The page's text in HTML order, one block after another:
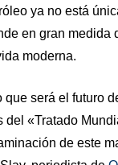
ya no está
en gran medida
moderna.
será el futuro
del «Tratado
de este